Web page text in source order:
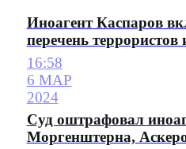
Иноагент Каспаров
перечень террористов
16:58
6 МАР
2024
Суд оштрафовал
Моргенштерна,